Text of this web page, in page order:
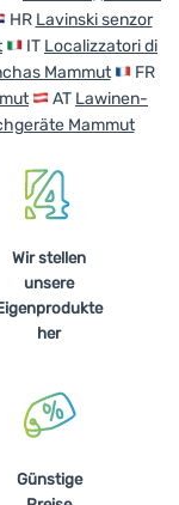
HR Lavinski senzor
IT Localizzatori di
Mammut
FR
AT Lawinen-
Mammut
Wir stellen
unsere
her
Günstige